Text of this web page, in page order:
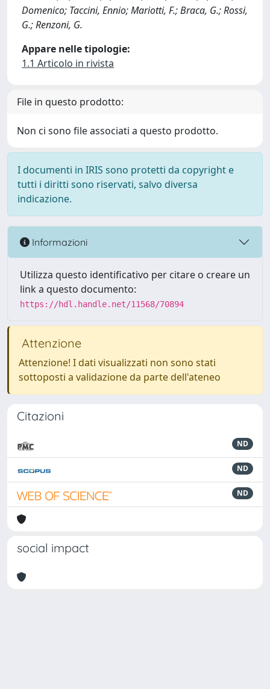
Domenico; Taccini, Ennio; Mariotti, F.; Braca, G.; Rossi,
G.; Renzoni, G.
Appare nelle tipologie:
1.1 Articolo in rivista
File in questo prodotto:
Non ci sono file associati a questo prodotto.
I documenti in IRIS sono protetti da copyright e
tutti i diritti sono riservati, salvo diversa
indicazione.
Informazioni
Utilizza questo identificativo per citare o creare un
link a questo documento:
https://hdl.handle.net/11568/70894
Attenzione
Attenzione! I dati visualizzati non sono stati
sottoposti a validazione da parte dell'ateneo
Citazioni
ND
ND
ND
social impact